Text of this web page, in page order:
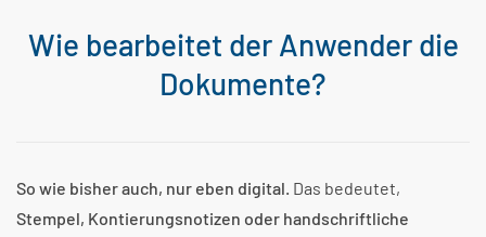
Wie bearbeitet der Anwender die
Dokumente?
So wie bisher auch, nur eben digital. Das bedeutet,
Stempel, Kontierungsnotizen oder handschriftliche